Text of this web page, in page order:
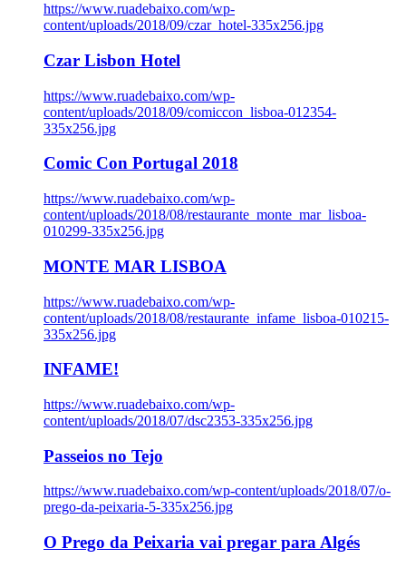
https://www.ruadebaixo.com/wp-
content/uploads/2018/09/czar_hotel-335x256.jpg
Czar Lisbon Hotel
https://www.ruadebaixo.com/wp-
content/uploads/2018/09/comiccon_lisboa-012354-
335x256.jpg
Comic Con Portugal 2018
https://www.ruadebaixo.com/wp-
content/uploads/2018/08/restaurante_monte_mar_lisboa-
010299-335x256.jpg
MONTE MAR LISBOA
https://www.ruadebaixo.com/wp-
content/uploads/2018/08/restaurante_infame_lisboa-010215-
335x256.jpg
INFAME!
https://www.ruadebaixo.com/wp-
content/uploads/2018/07/dsc2353-335x256.jpg
Passeios no Tejo
https://www.ruadebaixo.com/wp-content/uploads/2018/07/o-
prego-da-peixaria-5-335x256.jpg
O Prego da Peixaria vai pregar para Algés